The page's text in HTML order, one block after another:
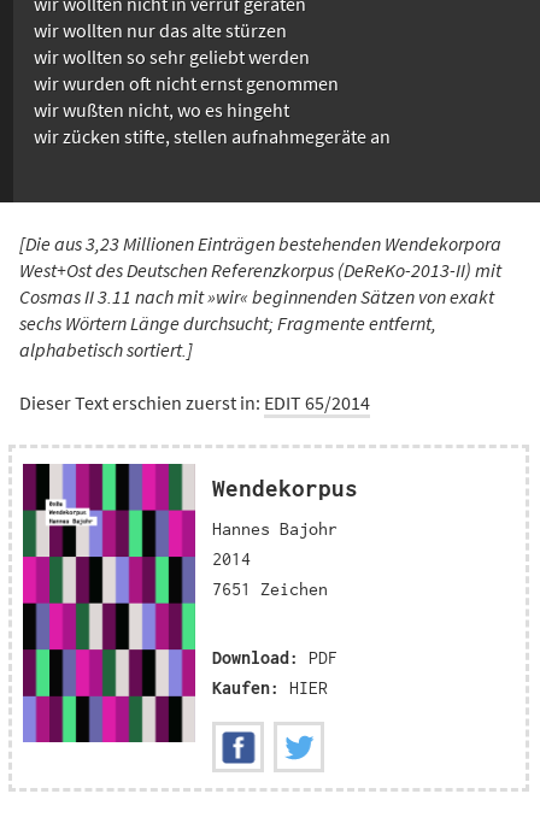
wir wollten nur das alte stürzen
wir wollten so sehr geliebt werden
wir wurden oft nicht ernst genommen
wir wußten nicht, wo es hingeht
wir zücken stifte, stellen aufnahmegeräte an
[Die aus 3,23 Millionen Einträgen bestehenden Wendekorpora
West+Ost des Deutschen Referenzkorpus (DeReKo-2013-II) mit
Cosmas II 3.11 nach mit »wir« beginnenden Sätzen von exakt
sechs Wörtern Länge durchsucht; Fragmente entfernt,
alphabetisch sortiert.]
Dieser Text erschien zuerst in: EDIT 65/2014
Wendekorpus
Hannes Bajohr
2014
7651 Zeichen
Download:
PDF
Kaufen:
HIER